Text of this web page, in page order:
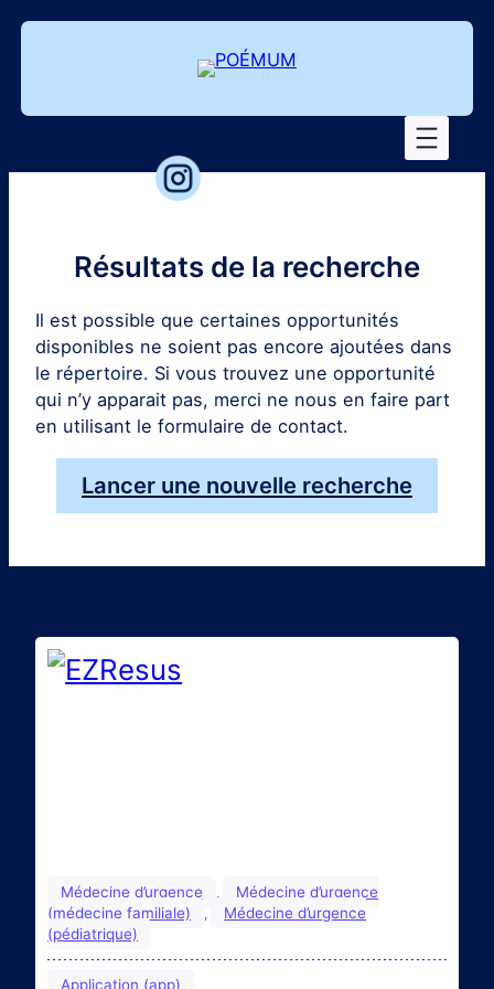
Aller
Résultats de la recherche
Il est possible que certaines opportunités
disponibles ne soient pas encore ajoutées dans
le répertoire. Si vous trouvez une opportunité
qui n’y apparait pas, merci ne nous en faire part
en utilisant le formulaire de contact.
Lancer une nouvelle recherche
Médecine d’urgence ,
Médecine d’urgence
(médecine familiale)
,
Médecine d’urgence
(pédiatrique)
Application (app)